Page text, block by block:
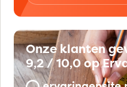
Onze klanten
9,2 / 10,0 op